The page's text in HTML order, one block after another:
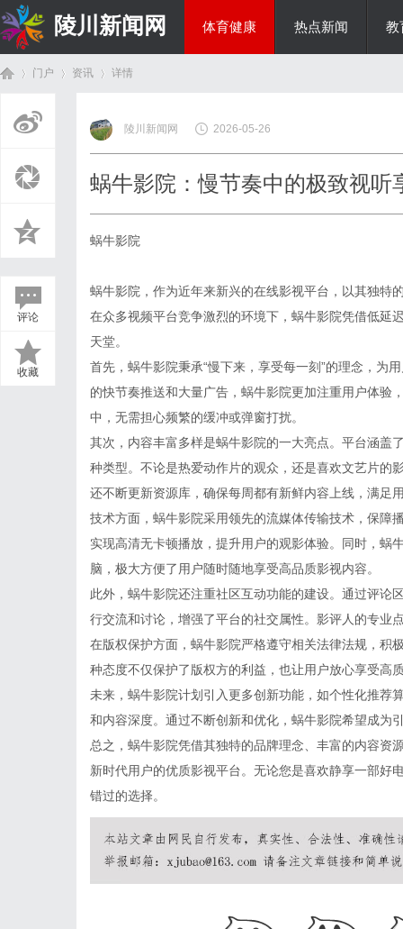
陵川新闻网 体育健康 热点新闻 教
门户 资讯
›
详情
评论
收藏
陵川新闻网 2026-05-26
蜗牛影院：慢节奏中的极致视听
蜗牛影院
蜗牛影院，作为近年来新兴的在线影视平台，以其独特
在众多视频平台竞争激烈的环境下，蜗牛影院凭借低延
天堂。
首先，蜗牛影院秉承“慢下来，享受每一刻”的理念，为
的快节奏推送和大量广告，蜗牛影院更加注重用户体验
中，无需担心频繁的缓冲或弹窗打扰。
其次，内容丰富多样是蜗牛影院的一大亮点。平台涵盖
种类型。不论是热爱动作片的观众，还是喜欢文艺片的
还不断更新资源库，确保每周都有新鲜内容上线，满足
技术方面，蜗牛影院采用领先的流媒体传输技术，保障
实现高清无卡顿播放，提升用户的观影体验。同时，蜗
脑，极大方便了用户随时随地享受高品质影视内容。
此外，蜗牛影院还注重社区互动功能的建设。通过评论
行交流和讨论，增强了平台的社交属性。影评人的专业
在版权保护方面，蜗牛影院严格遵守相关法律法规，积
种态度不仅保护了版权方的利益，也让用户放心享受高
未来，蜗牛影院计划引入更多创新功能，如个性化推荐
和内容深度。通过不断创新和优化，蜗牛影院希望成为
总之，蜗牛影院凭借其独特的品牌理念、丰富的内容资
新时代用户的优质影视平台。无论您是喜欢静享一部好
错过的选择。